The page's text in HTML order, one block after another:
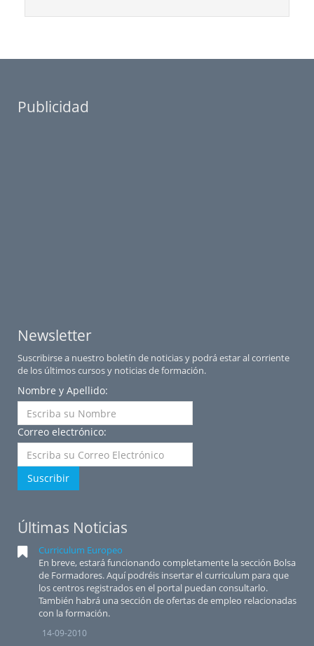
Publicidad
Newsletter
Suscribirse a nuestro boletín de noticias y podrá estar al corriente
de los últimos cursos y noticias de formación.
Nombre y Apellido:
Correo electrónico:
Suscribir
Últimas Noticias
Curriculum Europeo
En breve, estará funcionando completamente la sección Bolsa
de Formadores. Aquí podréis insertar el curriculum para que
los centros registrados en el portal puedan consultarlo.
También habrá una sección de ofertas de empleo relacionadas
con la formación.
14-09-2010